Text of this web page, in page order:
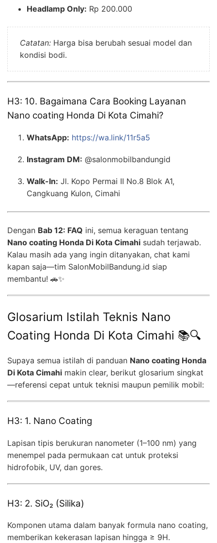
Headlamp Only: Rp 200.000
Catatan: Harga bisa berubah sesuai model dan
kondisi bodi.
H3: 10. Bagaimana Cara Booking Layanan
Nano coating Honda Di Kota Cimahi?
WhatsApp: https://wa.link/11r5a5
Instagram DM: @salonmobilbandungid
Walk-In: Jl. Kopo Permai II No.8 Blok A1,
Cangkuang Kulon, Cimahi
Dengan Bab 12: FAQ ini, semua keraguan tentang
Nano coating Honda Di Kota Cimahi sudah terjawab.
Kalau masih ada yang ingin ditanyakan, chat kami
kapan saja—tim SalonMobilBandung.id siap
membantu! 🚗✨
Glosarium Istilah Teknis Nano
Coating Honda Di Kota Cimahi 📚🔍
Supaya semua istilah di panduan Nano coating Honda
Di Kota Cimahi makin clear, berikut glosarium singkat
—referensi cepat untuk teknisi maupun pemilik mobil:
H3: 1. Nano Coating
Lapisan tipis berukuran nanometer (1–100 nm) yang
menempel pada permukaan cat untuk proteksi
hidrofobik, UV, dan gores.
H3: 2. SiO₂ (Silika)
Komponen utama dalam banyak formula nano coating,
memberikan kekerasan lapisan hingga ≥ 9H.